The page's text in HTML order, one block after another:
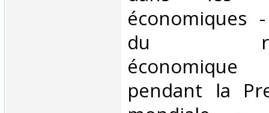
économiques
du
pendant la